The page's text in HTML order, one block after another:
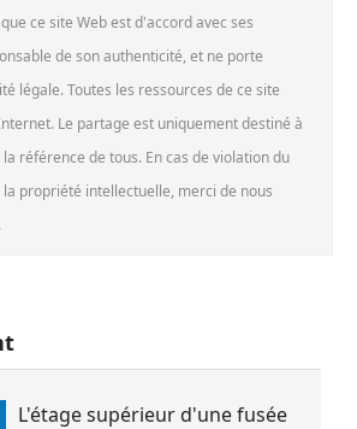
ce site Web est d'accord avec ses
de son authenticité, et ne porte
légale. Toutes les ressources de ce site
Le partage est uniquement destiné à
référence de tous. En cas de violation du
propriété intellectuelle, merci de nous
L'étage supérieur d'une fusée